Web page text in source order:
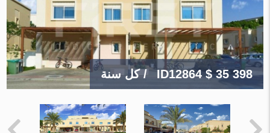
ID12864$ 35 398 / كل سنة